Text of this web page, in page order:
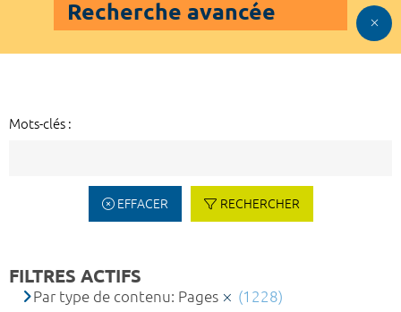
Recherche avancée
Mots-clés :
EFFACER RECHERCHER
FILTRES ACTIFS
Par type de contenu: Pages (1228)